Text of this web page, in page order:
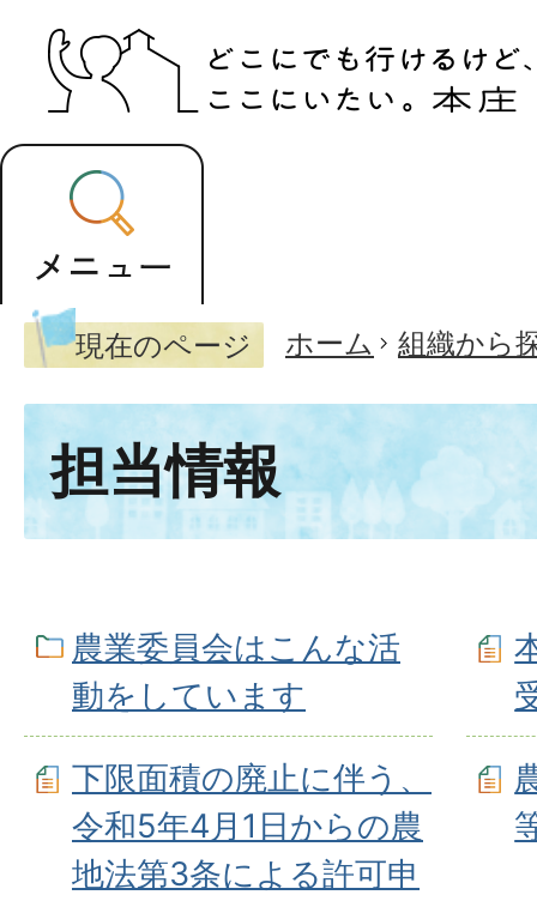
現在のページ ホーム 組織から
担当情報
農業委員会はこんな活
動をしています
下限面積の廃止に伴う、
令和5年4月1日からの農
地法第3条による許可申